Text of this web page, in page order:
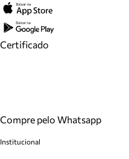
Certificado
Compre pelo Whatsapp
Institucional